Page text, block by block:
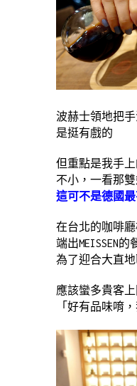
波赫士領地把
是挺有戲的
但重點是我手
不小，一看那
這可不是德國最
在台北的咖啡
端出MEISSEN
為了迎合大直
應該蠻多貴客
「好有品味唷